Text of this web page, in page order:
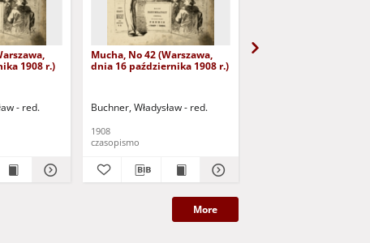
1908 r.)
- red.
Mucha, No 42 (Warszawa,
dnia 16 października 1908 r.)
Buchner, Władysław - red.
1908
czasopismo
More